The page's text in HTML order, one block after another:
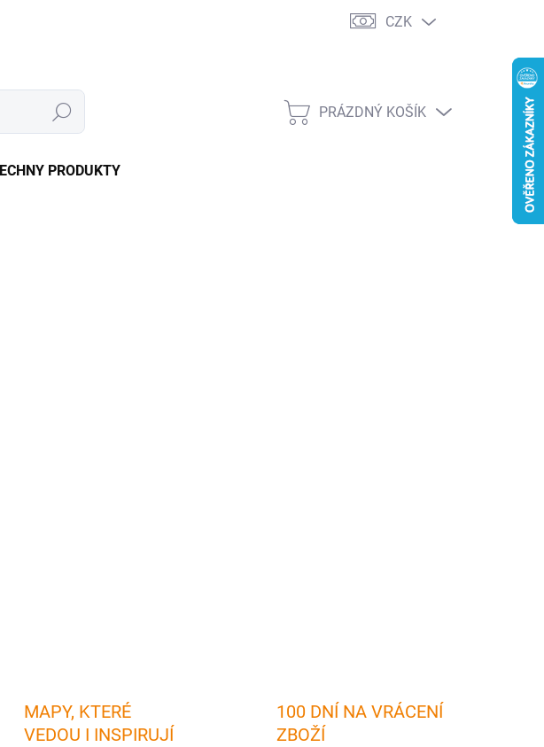
CZK
Hledat
NÁKUPNÍ
PRÁZDNÝ KOŠÍK
PRODUKTY
MAPY, KTERÉ
VEDOU I INSPIRUJÍ
100 DNÍ NA VRÁCENÍ
ZBOŽÍ